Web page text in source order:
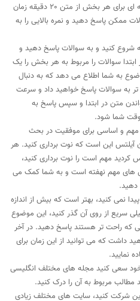
است که بر اساس تایم 60 دقیقه ای برای هر بخش از متن 20 دقیقه زمان
ممکن پاسخ دهید و نمره بالایی را به
شروع کنید و به سوالات پاسخ دهید و
ابتدا سوالات را مربوط به هر بخش را یک
به شما اطلاع می دهد که به دنبال
به سوالات پاسخ خواهید داد و سرعت
متن در ابتدا و سپس پاسخ به
وقت شما شود.
و اساسی برای موفقیت در بحث
آیلتس این است که نوت برداری کنید. هر
کردید مهم است را نوت برداری کنید،
های مهم نهفته است و به شما کمک می
دهید.
نمی کنید، بهتر است که بیش از اندازه
سریع از روی آن گذر کنید، این موضوع
که راحت تر هستند پاسخ دهید. در آخر
داشت که می توانید از این زمان برای
نمایید.
سعی کنید مجله های مختلف انگلیسی
مطالب مربوط به آن را درک کنید.
شرکت کنید، سایت های مختلف زیادی